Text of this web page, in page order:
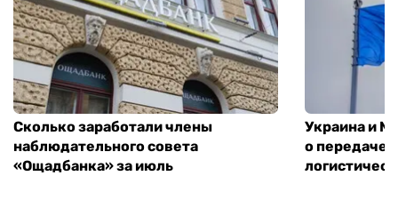
Сколько заработали члены
наблюдательного совета
«Ощадбанка» за июль
Украина и
о передаче